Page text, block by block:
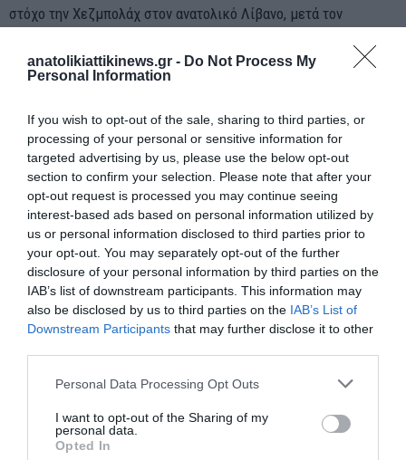
anatolikiattikinews.gr - Do Not Process My
Personal Information
If you wish to opt-out of the sale, sharing to third parties, or
processing of your personal or sensitive information for
targeted advertising by us, please use the below opt-out
section to confirm your selection. Please note that after your
opt-out request is processed you may continue seeing
interest-based ads based on personal information utilized by
us or personal information disclosed to third parties prior to
your opt-out. You may separately opt-out of the further
disclosure of your personal information by third parties on the
IAB’s list of downstream participants. This information may
also be disclosed by us to third parties on the IAB’s List of
Downstream Participants that may further disclose it to other
Personal Data Processing Opt Outs
I want to opt-out of the Sharing of my
personal data.
Opted In
στόχο την Χεζμπολάχ στον ανατολικό Λίβανο, μετά τον
προαστίων της Βηρυτού, προπυργίου του σιιτικού κινήματος
Ο ισραηλινός στρατός “πλήττει τώρα στόχους (…) που ανήκουν
στην τρομοκρατική οργάνωση Χεζμπολάχ στην περιοχή της
(κοιλάδας) Μπεκάα”, στον ανατολικό Λίβανο, αναφέρει ο
ισραηλινός στρατός σε ανακοίνωση που εξέδωσε, στην οποία
προσθέτει ότι σειρήνες συναγερμού ήχησαν στο βόρειο Ισραήλ,
όπου η Χεζμπολάχ ανακοίνωσε από την πλευρά της ότι
εξαπέλυσε ρουκέτες, μετά τα ισραηλινά πλήγματα στο
προπύργιό της στα νότια προάστια της Βηρυτού.
το κιμπούτς Κάμπρι στο βόρειο Ισραήλ, σε απάντηση στις
“βάρβαρες” επιθέσεις του Ισραήλ “σε πόλεις, χωριά και